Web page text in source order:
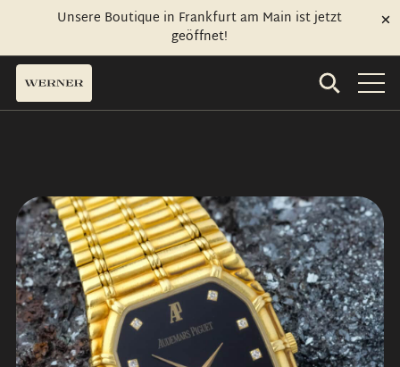
Unsere Boutique in Frankfurt am Main ist jetzt
geöffnet!